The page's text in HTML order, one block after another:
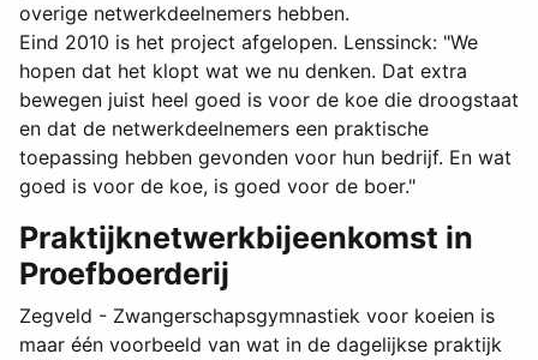
overige netwerkdeelnemers hebben.
Eind 2010 is het project afgelopen. Lenssinck: "We
hopen dat het klopt wat we nu denken. Dat extra
bewegen juist heel goed is voor de koe die droogstaat
en dat de netwerkdeelnemers een praktische
toepassing hebben gevonden voor hun bedrijf. En wat
goed is voor de koe, is goed voor de boer."
Praktijknetwerkbijeenkomst in
Proefboerderij
Zegveld - Zwangerschapsgymnastiek voor koeien is
maar één voorbeeld van wat in de dagelijkse praktijk